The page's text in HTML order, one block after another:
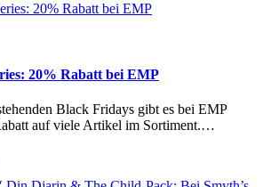
20% Rabatt bei EMP
Black Fridays gibt es bei EMP
auf viele Artikel im Sortiment.…